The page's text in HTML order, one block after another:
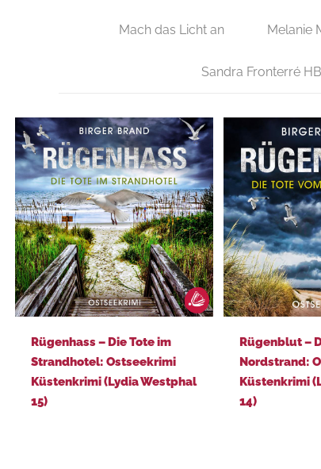
Mach das Licht an Melanie
Sandra Fronterré HB
Rügenhass – Die Tote im Strandhotel: Ostseekrimi Küstenkrimi (Lydia Westphal 15)
Rügenhass – Die Tote im
Strandhotel: Ostseekrimi
Küstenkrimi (Lydia Westphal
15)
Rügenblut – Die Tote vom Nordstrand:
Rügenblut –
Nordstrand:
Küstenkrimi
14)